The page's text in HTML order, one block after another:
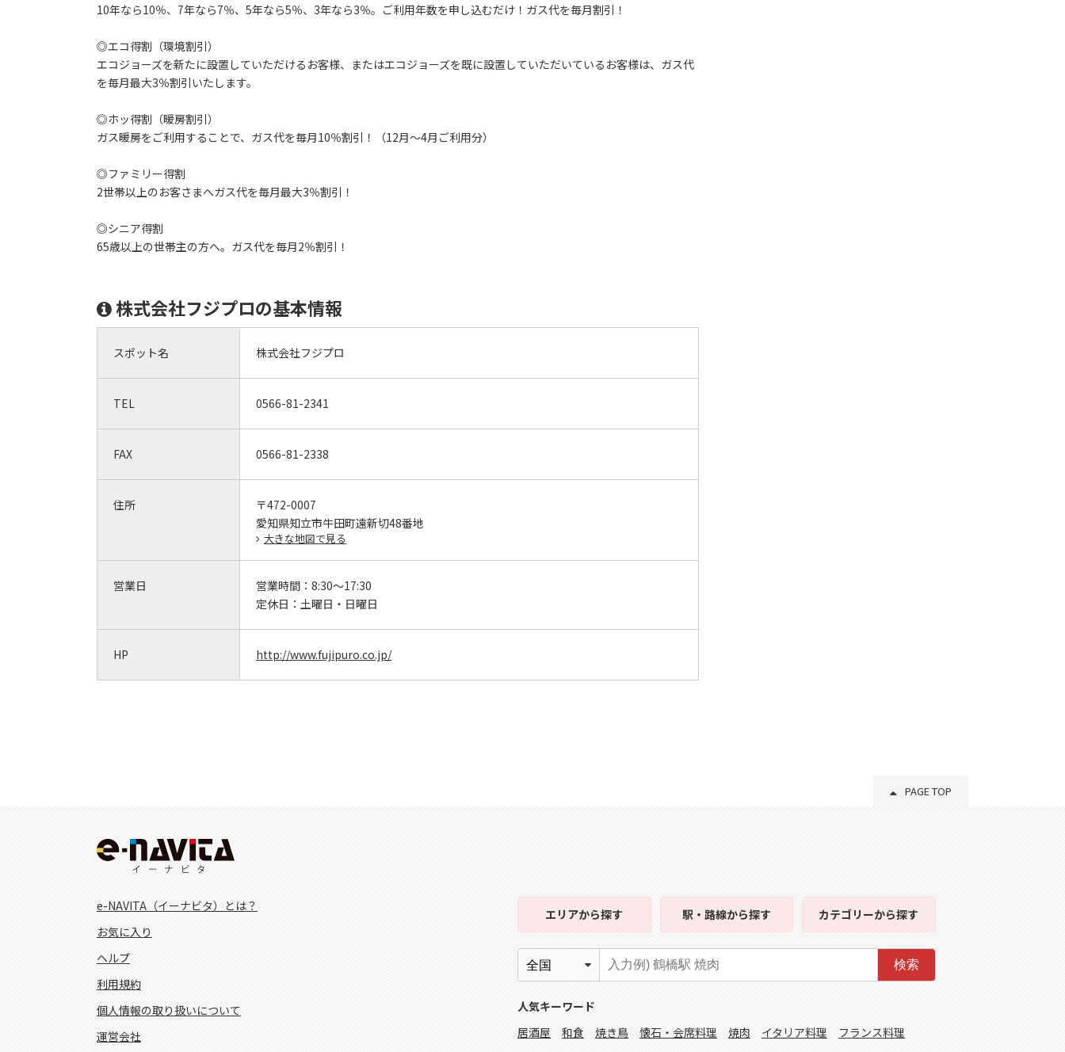
10年なら10％、7年なら7％、5年なら5％、3年なら3％。ご利用年数を申し込むだけ！ガス代を毎月割引！
◎エコ得割（環境割引）
エコジョーズを新たに設置していただけるお客様、またはエコジョーズを既に設置していただいているお客様は、ガス代
を毎月最大3％割引いたします。
◎ホッ得割（暖房割引）
ガス暖房をご利用することで、ガス代を毎月10％割引！（12月～4月ご利用分）
◎ファミリー得割
2世帯以上のお客さまへガス代を毎月最大3％割引！
◎シニア得割
65歳以上の世帯主の方へ。ガス代を毎月2％割引！
株式会社フジプロの基本情報
スポット名 株式会社フジプロ
TEL 0566-81-2341
FAX 0566-81-2338
住所
〒472-0007
愛知県知立市牛田町遠新切48番地
大きな地図で見る
営業日 営業時間： 8:30～17:30
定休日： 土曜日・日曜日
HP http://www.fujipuro.co.jp/
PAGE TOP
e-NAVITA（イーナビタ）とは？
お気に入り
ヘルプ
利用規約
個人情報の取り扱いについて
運営会社
エリアから探す 駅・路線から探す カテゴリーから探す
検索
人気キーワード
居酒屋
和食 焼き鳥 懐石・会席料理 焼肉 イタリア料理
フランス料理